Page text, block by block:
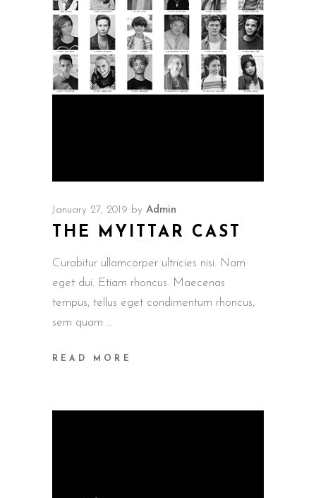
January 27, 2019 by Admin
THE MYITTAR CAST
Curabitur ullamcorper ultricies nisi. Nam
eget dui. Etiam rhoncus. Maecenas
tempus, tellus eget condimentum rhoncus,
sem quam
READ MORE